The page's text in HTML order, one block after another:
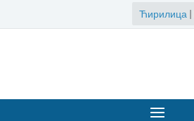
Ћирилица |